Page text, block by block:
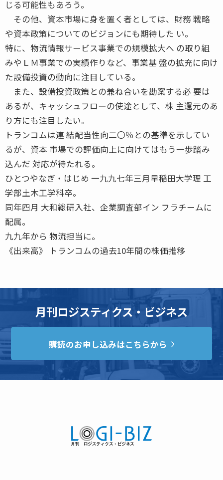
じる可能性もあろう。
その他、資本市場に身を置く者としては、財務 戦略
や資本政策についてのビジョンにも期待した い。
特に、物流情報サービス事業での規模拡大へ の取り組
みやＬＭ事業での実績作りなど、事業基 盤の拡充に向け
た設備投資の動向に注目している。
また、設備投資政策との兼ね合いを勘案する必 要は
あるが、キャッシュフローの使途として、株 主還元のあ
り方にも注目したい。
トランコムは連 結配当性向二〇％との基準を示してい
るが、資本 市場での評価向上に向けてはもう一歩踏み
込んだ 対応が待たれる。
ひとつやなぎ・はじめ 一九九七年三月早稲田大学理 工
学部土木工学科卒。
同年四月 大和総研入社、企業調査部イン フラチームに
配属。
九九年から 物流担当に。
《出来高》 トランコムの過去10年間の株価推移
月刊ロジスティクス・ビジネス
購読のお申し込みはこちらから